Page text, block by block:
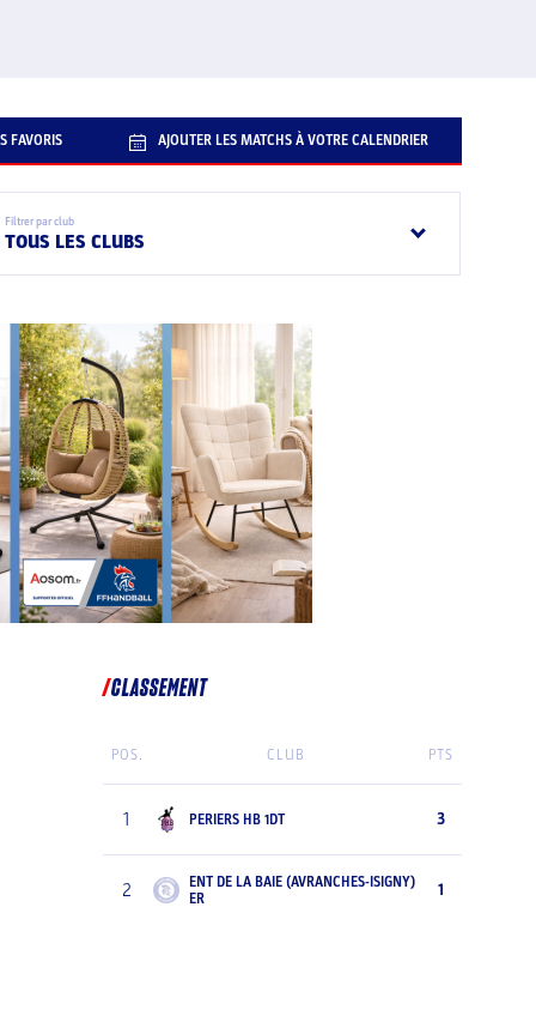
FAVORIS AJOUTER LES MATCHS À VOTRE CALENDRIER
Filtrer par club
TOUS LES CLUBS
CLASSEMENT
POS. CLUB PTS
1 PERIERS HB 1DT 3
2
ENT DE LA BAIE (AVRANCHES-ISIGNY)
ER
1